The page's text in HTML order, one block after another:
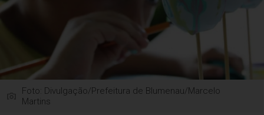
Foto: Divulgação/Prefeitura de Blumenau/Marcelo
Martins